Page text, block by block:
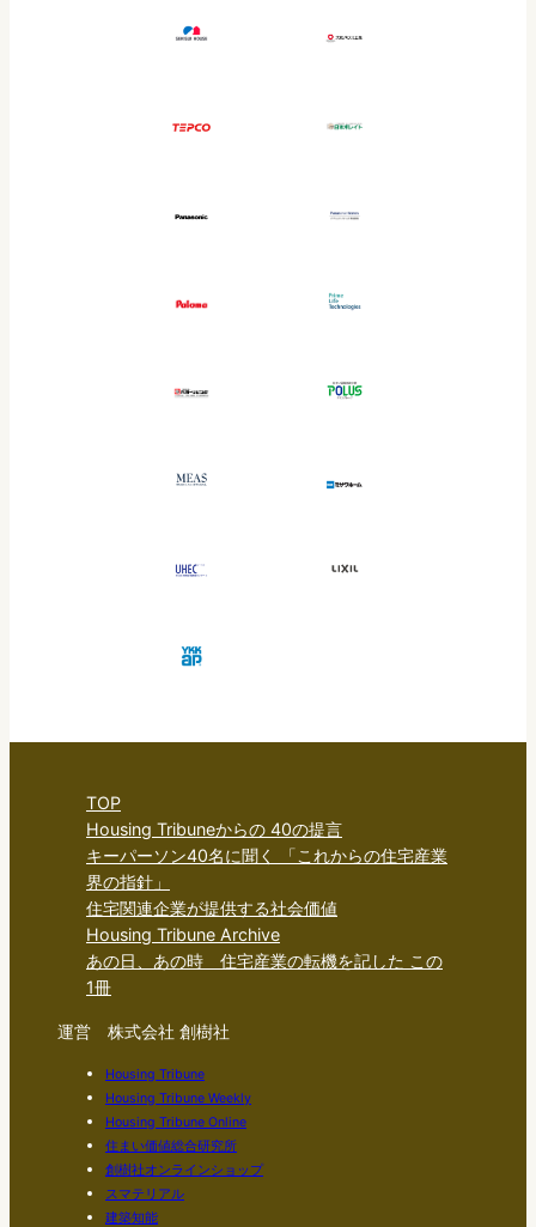
TOP
Housing Tribuneからの 40の提言
キーパーソン40名に聞く 「これからの住宅産業
界の指針」
住宅関連企業が提供する社会価値
Housing Tribune Archive
あの日、あの時 住宅産業の転機を記した この
1冊
運営 株式会社 創樹社
Housing Tribune
Housing Tribune Weekly
Housing Tribune Online
住まい価値総合研究所
創樹社オンラインショップ
スマテリアル
建築知能